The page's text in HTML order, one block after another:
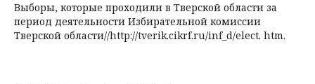
Выборы, которые проходили в Тверской области за
период деятельности Избирательной комиссии
Тверской области//http://tverik.cikrf.ru/inf_d/elect. htm.